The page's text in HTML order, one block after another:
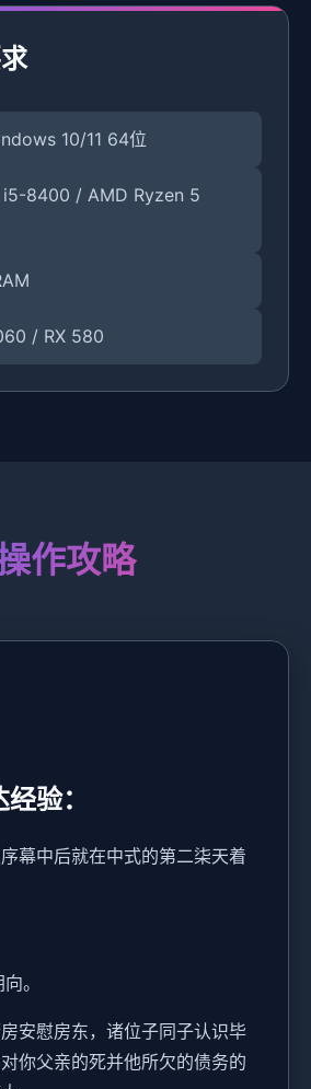
10/11 64位
i5-8400 / AMD Ryzen 5
/ RX 580
作攻略
验：
幕中后就在中式的第二柒天着
。
安慰房东，诸位子同子认识毕
你父亲的死并他所欠的债务的